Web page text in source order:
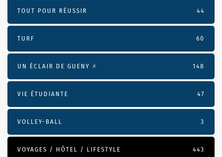
TOUT POUR RÉUSSIR 44
TURF 60
UN ÉCLAIR DE GUENY ⚡️ 148
VIE ÉTUDIANTE 47
VOLLEY-BALL 3
VOYAGES / HÔTEL / LIFESTYLE 443